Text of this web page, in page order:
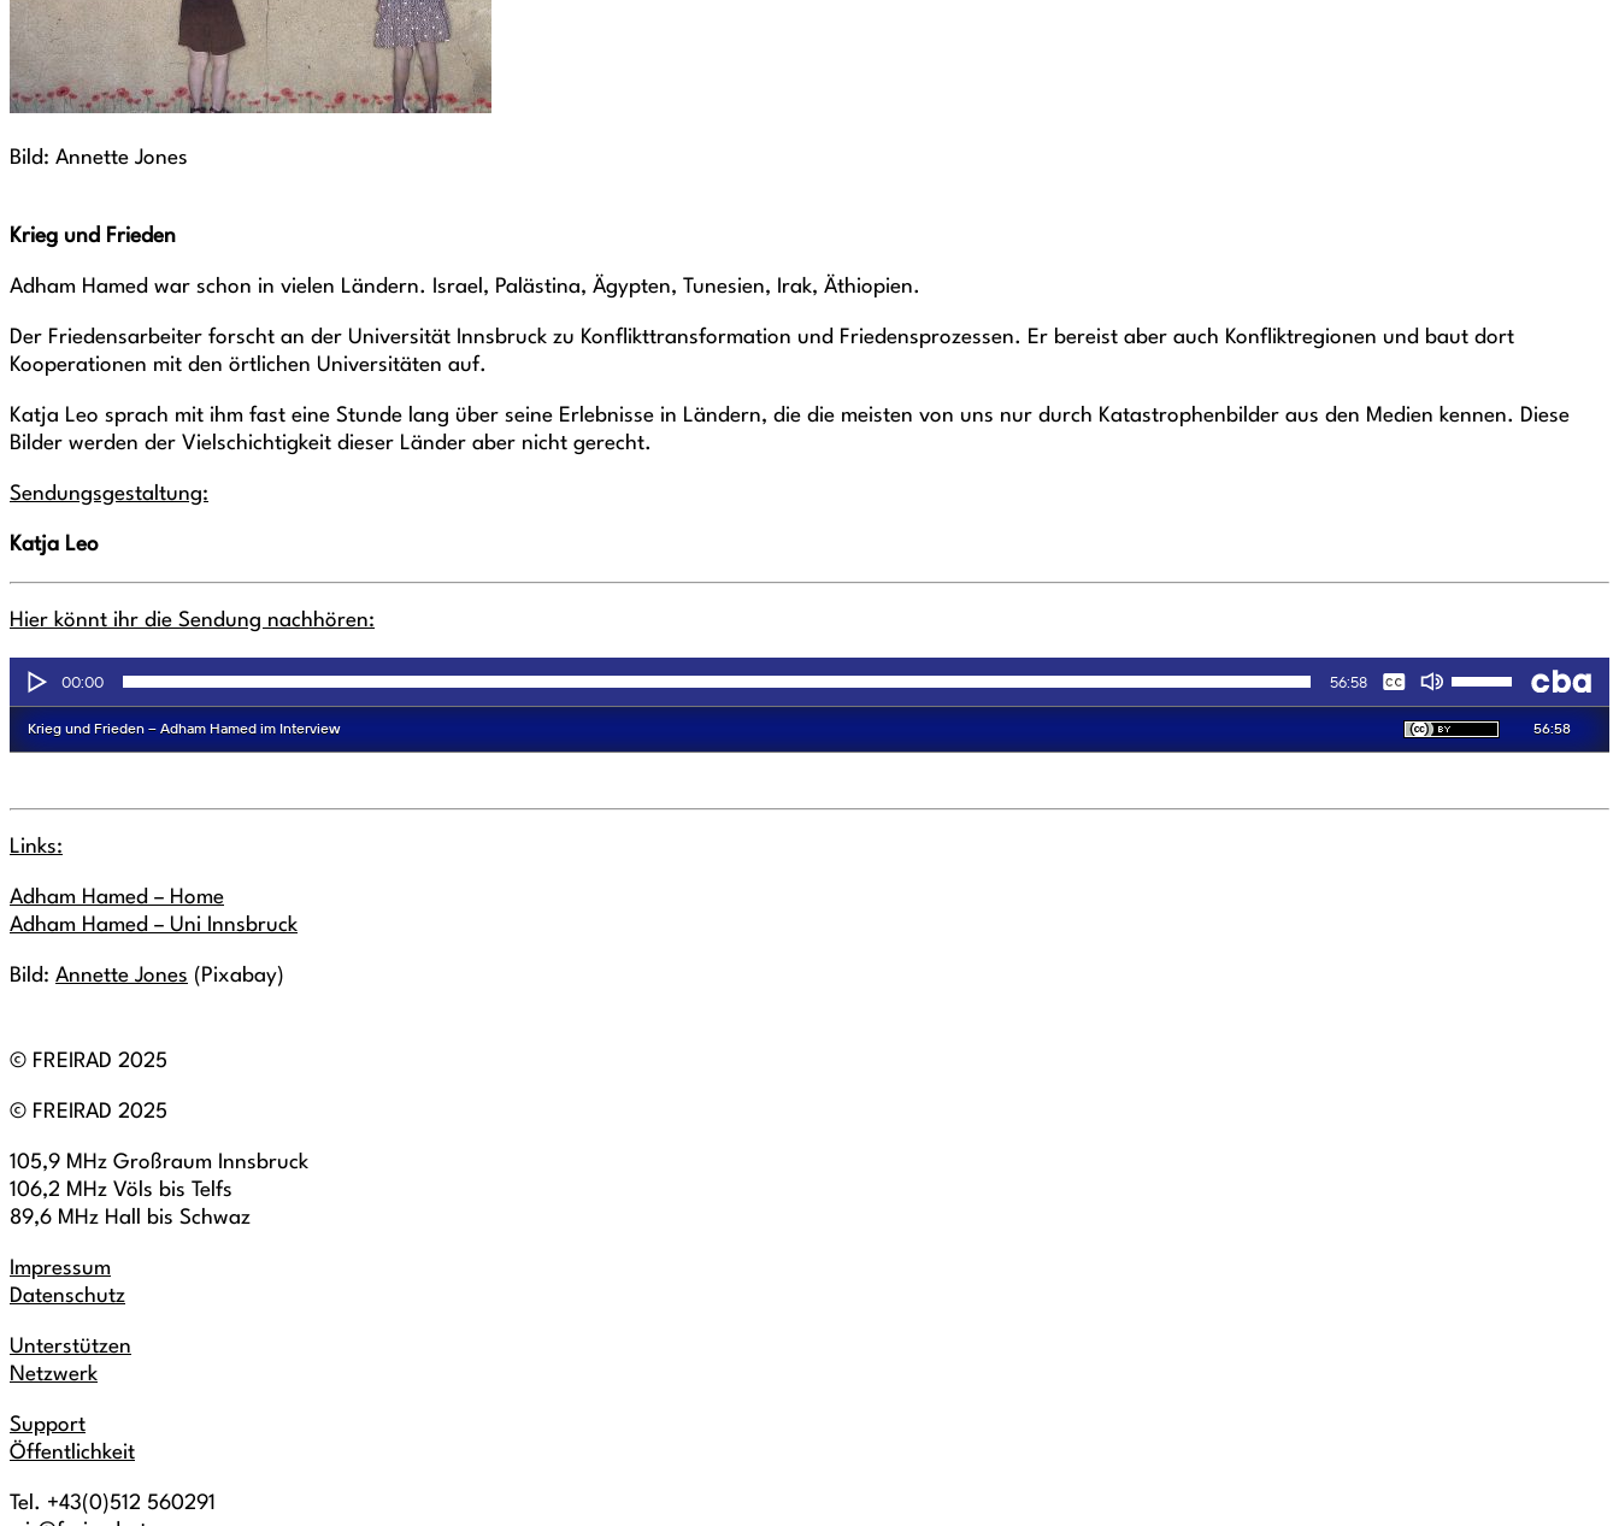
Bild: Annette Jones
Krieg und Frieden
Adham Hamed war schon in vielen Ländern. Israel, Palästina, Ägypten, Tunesien, Irak, Äthiopien.
Der Friedensarbeiter forscht an der Universität Innsbruck zu Konflikttransformation und Friedensprozessen. Er bereist aber auch Konfliktregionen und baut dort
Kooperationen mit den örtlichen Universitäten auf.
Katja Leo sprach mit ihm fast eine Stunde lang über seine Erlebnisse in Ländern, die die meisten von uns nur durch Katastrophenbilder aus den Medien kennen. Diese
Bilder werden der Vielschichtigkeit dieser Länder aber nicht gerecht.
Sendungsgestaltung:
Katja Leo
Hier könnt ihr die Sendung nachhören:
Links:
Adham Hamed – Home
Adham Hamed – Uni Innsbruck
Bild: Annette Jones (Pixabay)
© FREIRAD 2025
© FREIRAD 2025
105,9 MHz Großraum Innsbruck
106,2 MHz Völs bis Telfs
89,6 MHz Hall bis Schwaz
Impressum
Datenschutz
Unterstützen
Netzwerk
Support
Öffentlichkeit
Tel. +43(0)512 560291